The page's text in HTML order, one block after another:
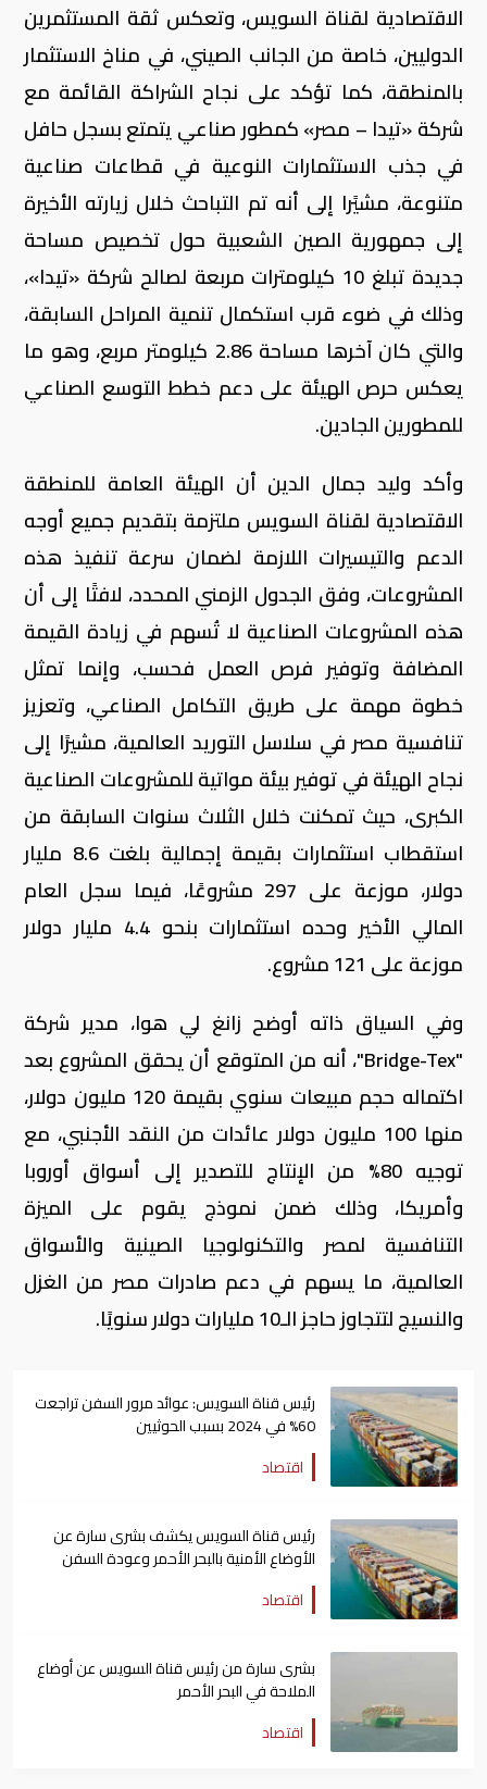
الاقتصادية لقناة السويس، وتعكس ثقة المستثمرين
الدوليين، خاصة من الجانب الصيني، في مناخ الاستثمار
بالمنطقة، كما تؤكد على نجاح الشراكة القائمة مع
شركة «تيدا – مصر» كمطور صناعي يتمتع بسجل حافل
في جذب الاستثمارات النوعية في قطاعات صناعية
متنوعة، مشيًرا إلى أنه تم التباحث خلال زيارته الأخيرة
إلى جمهورية الصين الشعبية حول تخصيص مساحة
جديدة تبلغ 10 كيلومترات مربعة لصالح شركة «تيدا»،
وذلك في ضوء قرب استكمال تنمية المراحل السابقة،
والتي كان آخرها مساحة 2.86 كيلومتر مربع، وهو ما
يعكس حرص الهيئة على دعم خطط التوسع الصناعي
للمطورين الجادين.
وأكد وليد جمال الدين أن الهيئة العامة للمنطقة
الاقتصادية لقناة السويس ملتزمة بتقديم جميع أوجه
الدعم والتيسيرات اللازمة لضمان سرعة تنفيذ هذه
المشروعات، وفق الجدول الزمني المحدد، لافتًا إلى أن
هذه المشروعات الصناعية لا تُسهم في زيادة القيمة
المضافة وتوفير فرص العمل فحسب، وإنما تمثل
خطوة مهمة على طريق التكامل الصناعي، وتعزيز
تنافسية مصر في سلاسل التوريد العالمية، مشيرًا إلى
نجاح الهيئة في توفير بيئة مواتية للمشروعات الصناعية
الكبرى، حيث تمكنت خلال الثلاث سنوات السابقة من
استقطاب استثمارات بقيمة إجمالية بلغت 8.6 مليار
دولار، موزعة على 297 مشروعًا، فيما سجل العام
المالي الأخير وحده استثمارات بنحو 4.4 مليار دولار
موزعة على 121 مشروع.
وفي السياق ذاته أوضح زانغ لي هوا، مدير شركة
"Bridge-Tex"، أنه من المتوقع أن يحقق المشروع بعد
اكتماله حجم مبيعات سنوي بقيمة 120 مليون دولار،
منها 100 مليون دولار عائدات من النقد الأجنبي، مع
توجيه 80% من الإنتاج للتصدير إلى أسواق أوروبا
وأمريكا، وذلك ضمن نموذج يقوم على الميزة
التنافسية لمصر والتكنولوجيا الصينية والأسواق
العالمية، ما يسهم في دعم صادرات مصر من الغزل
والنسيج لتتجاوز حاجز الـ10 مليارات دولار سنويًا.
رئيس قناة السويس: عوائد مرور السفن تراجعت
60% في 2024 بسبب الحوثيين
اقتصاد
رئيس قناة السويس يكشف بشرى سارة عن
الأوضاع الأمنية بالبحر الأحمر وعودة السفن
اقتصاد
بشرى سارة من رئيس قناة السويس عن أوضاع
الملاحة في البحر الأحمر
اقتصاد